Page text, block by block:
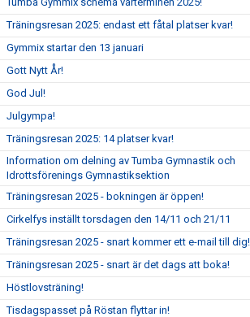
Träningsresan 2025: endast ett fåtal platser kvar!
Gymmix startar den 13 januari
Gott Nytt År!
God Jul!
Julgympa!
Träningsresan 2025: 14 platser kvar!
Information om delning av Tumba Gymnastik och
Idrottsförenings Gymnastiksektion
Träningsresan 2025 - bokningen är öppen!
Cirkelfys inställt torsdagen den 14/11 och 21/11
Träningsresan 2025 - snart kommer ett e-mail till dig!
Träningsresan 2025 - snart är det dags att boka!
Höstlovsträning!
Tisdagspasset på Röstan flyttar in!